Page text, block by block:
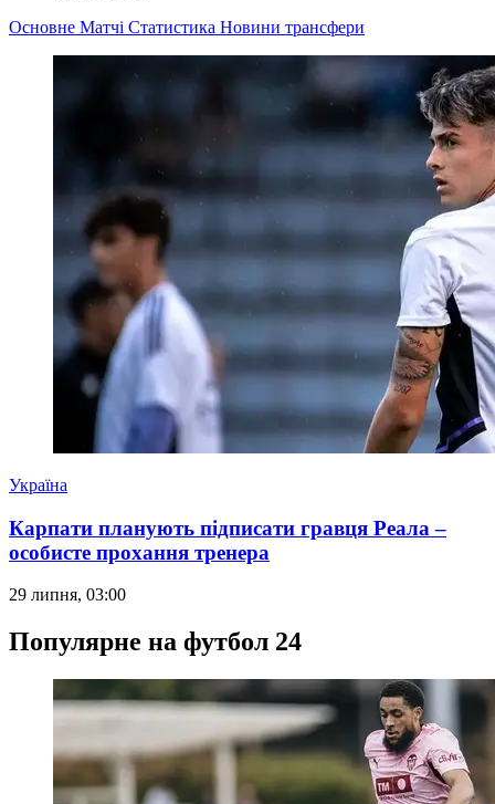
Основне Матчі Статистика Новини трансфери
Україна
Карпати планують підписати гравця Реала –
особисте прохання тренера
29 липня, 03:00
Популярне на футбол 24